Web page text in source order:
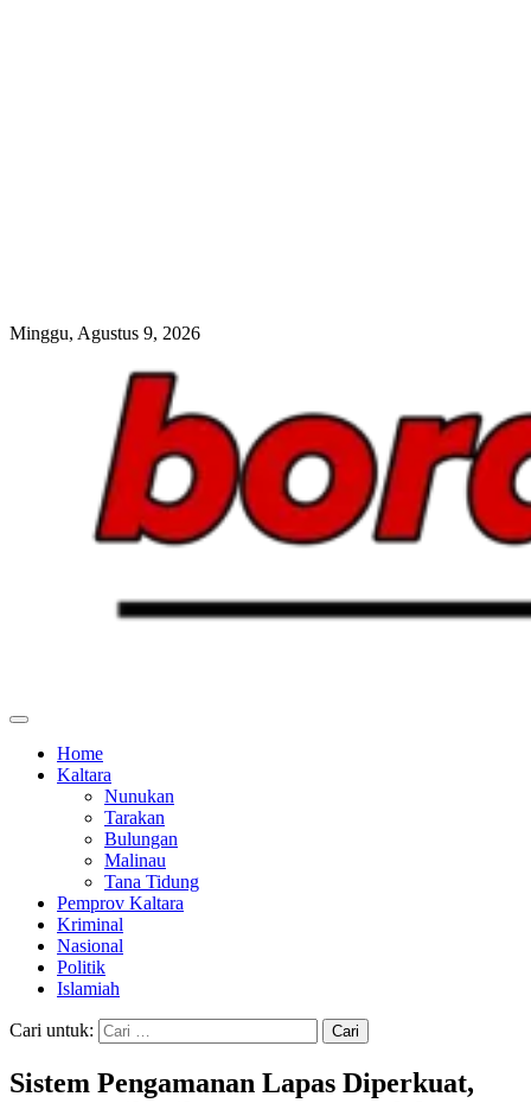
Minggu, Agustus 9, 2026
Home
Kaltara
Nunukan
Tarakan
Bulungan
Malinau
Tana Tidung
Pemprov Kaltara
Kriminal
Nasional
Politik
Islamiah
Cari untuk:
Sistem Pengamanan Lapas Diperkuat,